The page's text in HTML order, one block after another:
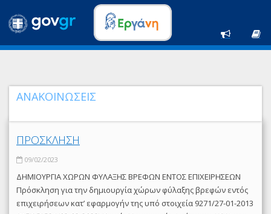
ΑΝΑΚΟΙΝΩΣΕΙΣ
ΠΡΟΣΚΛΗΣΗ
09/02/2023
ΔΗΜΙΟΥΡΓΙΑ ΧΩΡΩΝ ΦΥΛΑΞΗΣ ΒΡΕΦΩΝ ΕΝΤΟΣ ΕΠΙΧΕΙΡΗΣΕΩΝ
Πρόσκληση για την δημιουργία χώρων φύλαξης βρεφών εντός
επιχειρήσεων κατ’ εφαρμογήν της υπό στοιχεία 9271/27-01-2013